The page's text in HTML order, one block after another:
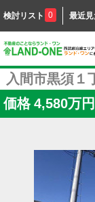
検討リスト 0 最近
入間市黒須１
価格 4,580万円